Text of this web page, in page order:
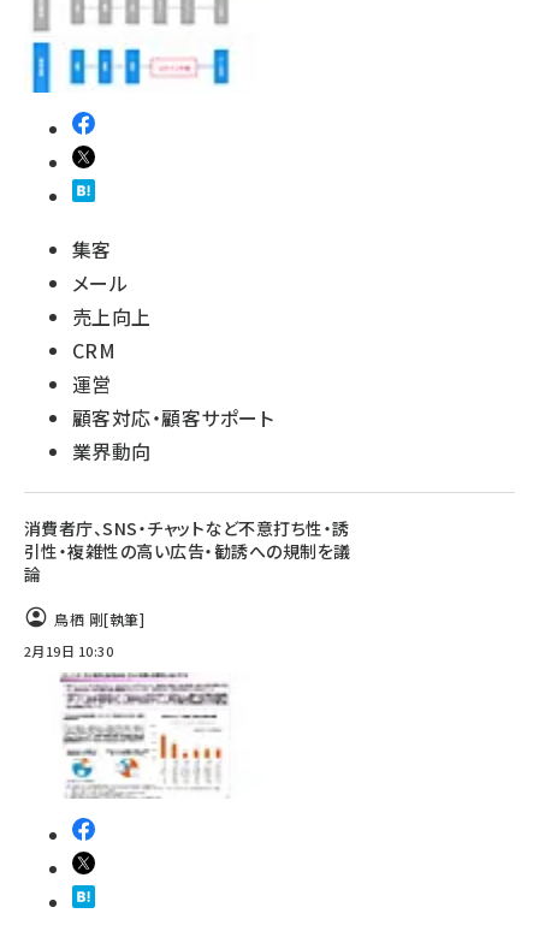
集客
メール
売上向上
CRM
運営
顧客対応・顧客サポート
業界動向
消費者庁、SNS・チャットなど不意打ち性・誘
引性・複雑性の高い広告・勧誘への規制を議
論
鳥栖 剛[執筆]
2月19日 10:30